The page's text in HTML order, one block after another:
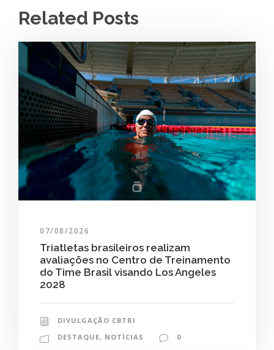
Related Posts
07/08/2026
Triatletas brasileiros realizam
avaliações no Centro de Treinamento
do Time Brasil visando Los Angeles
2028
DIVULGAÇÃO CBTRI
DESTAQUE, NOTÍCIAS 0